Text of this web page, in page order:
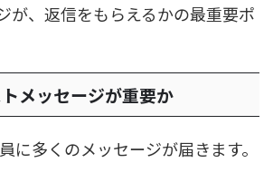
が、返信をもらえるかの最重要ポ
メッセージが重要か
に多くのメッセージが届きます。